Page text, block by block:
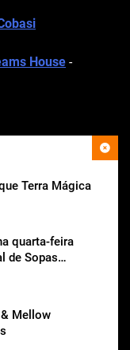
Terra Mágica
quarta-feira
de Sopas
Mellow
House -